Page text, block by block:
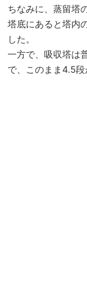
ちなみに、蒸留塔
塔底にあると塔内
した。
一方で、吸収塔は
で、このまま4.5段